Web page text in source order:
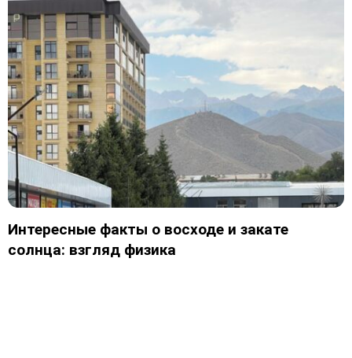
Интересные факты о восходе и закате
солнца: взгляд физика